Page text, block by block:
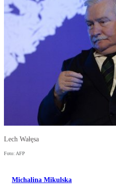
Lech Wałęsa
Foto: AFP
Michalina Mikulska